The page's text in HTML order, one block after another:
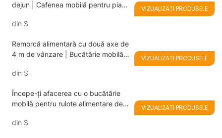
dejun | Cafenea mobilă pentru piața
din $
VIZUALIZAȚI PRODUSELE
Remorcă alimentară cu două axe de
4 m de vânzare | Bucătărie mobilă
chips, mâncare stradală asiatică și
din $
VIZUALIZAȚI PRODUSELE
Începe-ți afacerea cu o bucătărie
mobilă pentru rulote alimentare de
din $
VIZUALIZAȚI PRODUSELE